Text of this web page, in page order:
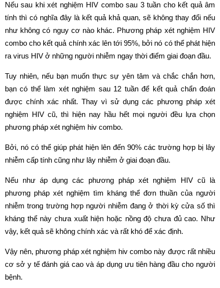
Nếu sau khi xét nghiệm HIV combo sau 3 tuần cho kết quả âm
tính thì có nghĩa đây là kết quả khả quan, sẽ không thay đổi nếu
như không có nguy cơ nào khác. Phương pháp xét nghiệm HIV
combo cho kết quả chính xác lên tới 95%, bởi nó có thể phát hiện
ra virus HIV ở những người nhiễm ngay thời điểm giai đoạn đầu.
Tuy nhiên, nếu bạn muốn thực sự yên tâm và chắc chắn hơn,
bạn có thể làm xét nghiệm sau 12 tuần để kết quả chẩn đoán
được chính xác nhất. Thay vì sử dụng các phương pháp xét
nghiệm HIV cũ, thì hiện nay hầu hết mọi người đều lựa chọn
phương pháp xét nghiệm hiv combo.
Bởi, nó có thể giúp phát hiện lên đến 90% các trường hợp bị lây
nhiễm cấp tính cũng như lây nhiễm ở giai đoạn đầu.
Nếu như áp dụng các phương pháp xét nghiệm HIV cũ là
phương pháp xét nghiệm tìm kháng thể đơn thuần của người
nhiễm trong trường hợp người nhiễm đang ở thời kỳ cửa số thì
kháng thể này chưa xuất hiện hoặc nồng độ chưa đủ cao. Như
vậy, kết quả sẽ không chính xác và rất khó để xác định.
Vậy nên, phương pháp xét nghiệm hiv combo này được rất nhiều
cơ sở y tế đánh giá cao và áp dụng ưu tiên hàng đầu cho người
bệnh.